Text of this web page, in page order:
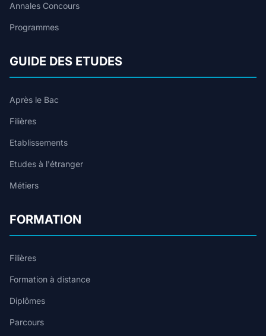
Annales Concours
Programmes
GUIDE DES ETUDES
Après le Bac
Filières
Etablissements
Etudes à l'étranger
Métiers
FORMATION
Filières
Formation à distance
Diplômes
Parcours